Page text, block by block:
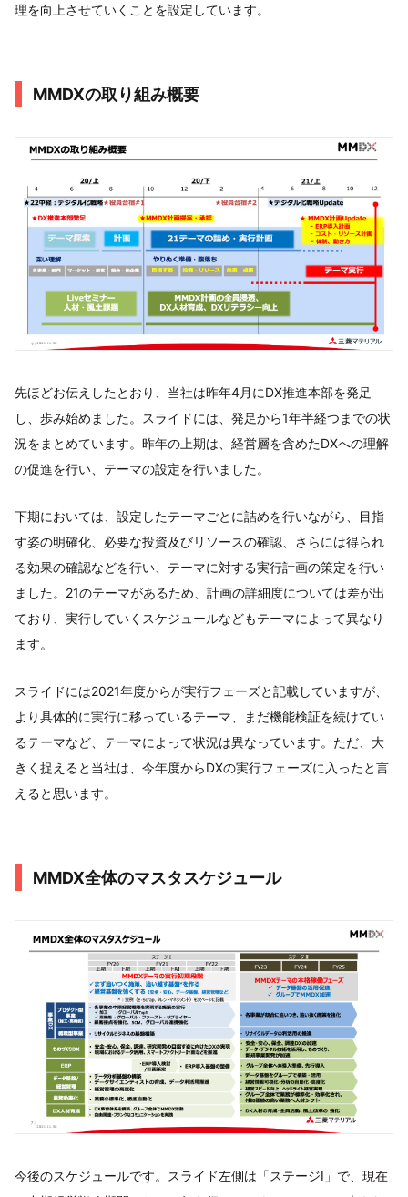
理を向上させていくことを設定しています。
MMDXの取り組み概要
先ほどお伝えしたとおり、当社は昨年4月にDX推進本部を発足
し、歩み始めました。スライドには、発足から1年半経つまでの状
況をまとめています。昨年の上期は、経営層を含めたDXへの理解
の促進を行い、テーマの設定を行いました。
下期においては、設定したテーマごとに詰めを行いながら、目指
す姿の明確化、必要な投資及びリソースの確認、さらには得られ
る効果の確認などを行い、テーマに対する実行計画の策定を行い
ました。21のテーマがあるため、計画の詳細度については差が出
ており、実行していくスケジュールなどもテーマによって異なり
ます。
スライドには2021年度からが実行フェーズと記載していますが、
より具体的に実行に移っているテーマ、まだ機能検証を続けてい
るテーマなど、テーマによって状況は異なっています。ただ、大
きく捉えると当社は、今年度からDXの実行フェーズに入ったと言
えると思います。
MMDX全体のマスタスケジュール
今後のスケジュールです。スライド左側は「ステージⅠ」で、現在